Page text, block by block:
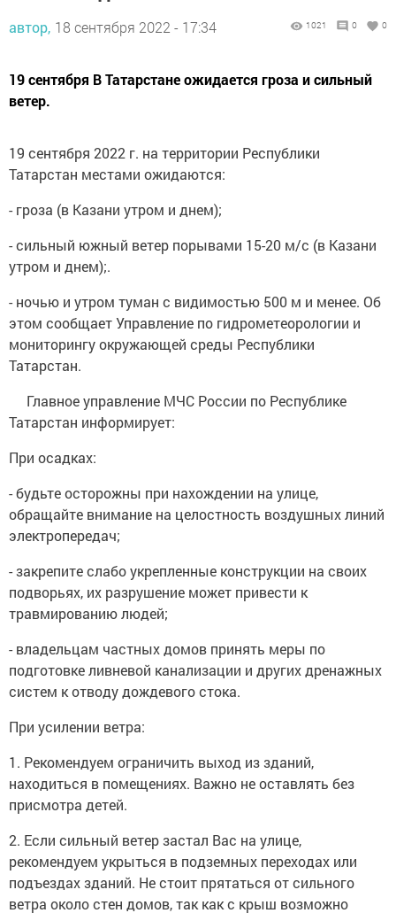
автор, 18 сентября 2022 - 17:34
19 сентября В Татарстане ожидается гроза и сильный
ветер.
19 сентября 2022 г. на территории Республики
Татарстан местами ожидаются:
- гроза (в Казани утром и днем);
- сильный южный ветер порывами 15-20 м/с (в Казани
утром и днем);.
- ночью и утром туман с видимостью 500 м и менее. Об
этом сообщает Управление по гидрометеорологии и
мониторингу окружающей среды Республики
Татарстан.
Главное управление МЧС России по Республике
Татарстан информирует:
При осадках:
- будьте осторожны при нахождении на улице,
обращайте внимание на целостность воздушных линий
электропередач;
- закрепите слабо укрепленные конструкции на своих
подворьях, их разрушение может привести к
травмированию людей;
- владельцам частных домов принять меры по
подготовке ливневой канализации и других дренажных
систем к отводу дождевого стока.
При усилении ветра:
1. Рекомендуем ограничить выход из зданий,
находиться в помещениях. Важно не оставлять без
присмотра детей.
2. Если сильный ветер застал Вас на улице,
рекомендуем укрыться в подземных переходах или
подъездах зданий. Не стоит прятаться от сильного
ветра около стен домов, так как с крыш возможно